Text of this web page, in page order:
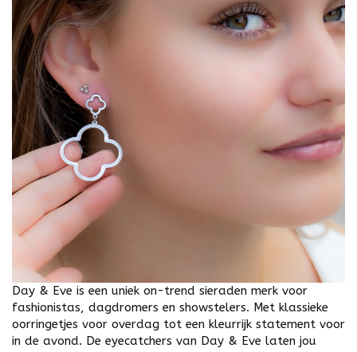
Day & Eve is een uniek on-trend sieraden merk voor
fashionistas, dagdromers en showstelers. Met klassieke
oorringetjes voor overdag tot een kleurrijk statement voor
in de avond. De eyecatchers van Day & Eve laten jou